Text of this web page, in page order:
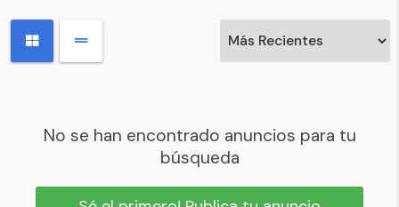
No se han encontrado anuncios para tu
búsqueda